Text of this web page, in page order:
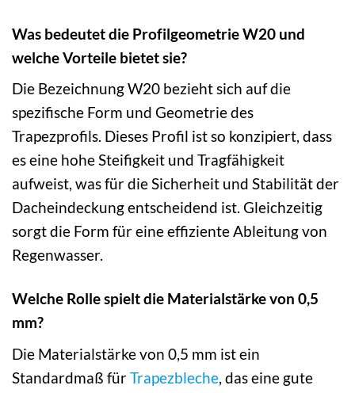
Was bedeutet die Profilgeometrie W20 und
welche Vorteile bietet sie?
Die Bezeichnung W20 bezieht sich auf die
spezifische Form und Geometrie des
Trapezprofils. Dieses Profil ist so konzipiert, dass
es eine hohe Steifigkeit und Tragfähigkeit
aufweist, was für die Sicherheit und Stabilität der
Dacheindeckung entscheidend ist. Gleichzeitig
sorgt die Form für eine effiziente Ableitung von
Regenwasser.
Welche Rolle spielt die Materialstärke von 0,5
mm?
Die Materialstärke von 0,5 mm ist ein
Standardmaß fürTrapezbleche, das eine gute